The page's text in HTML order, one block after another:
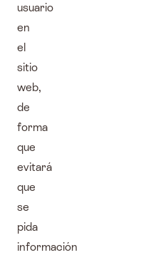
usuario
en
el
sitio
web,
de
forma
que
evitará
que
se
pida
información